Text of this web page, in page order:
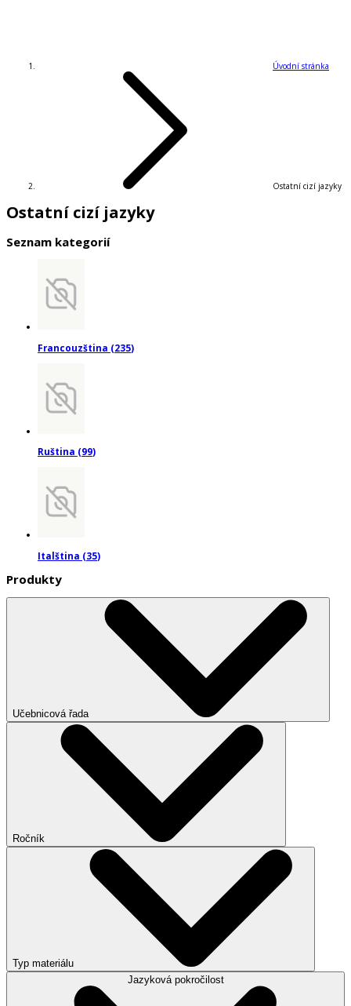
Úvodní stránka
Ostatní cizí jazyky
Ostatní cizí jazyky
Seznam kategorií
Francouzština (235)
Ruština (99)
Italština (35)
Produkty
Učebnicová řada
Ročník
Typ materiálu
Jazyková pokročilost